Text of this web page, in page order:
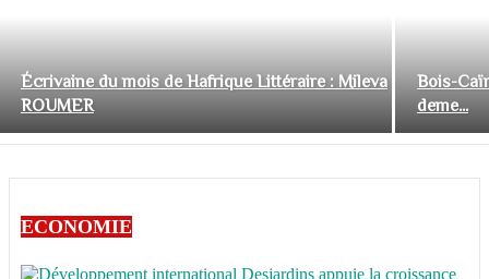
Écrivaine du mois de Hafrique Littéraire : Mileva
ROUMER
Bois-
deme...
ECONOMIE